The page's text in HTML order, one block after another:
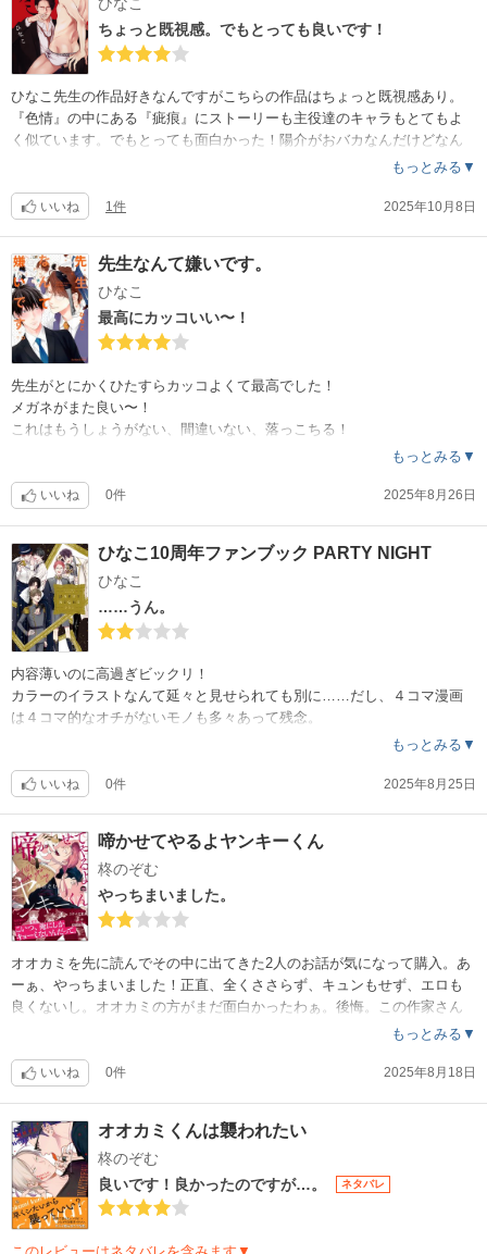
ちょっと既視感。でもとっても良いです！
ひなこ先生の作品好きなんですがこちらの作品はちょっと既視感あり。
『色情』の中にある『疵痕』にストーリーも主役達のキャラもとてもよ
く似ています。でもとっても面白かった！陽介がおバカなんだけどなん
だかほっとけない、後を引くクセになる可愛さで筋間さんが手放せなく
〜。
もっとみる▼
いいね 1件 2025年10月8日
先生なんて嫌いです。
ひなこ
最高にカッコいい〜！
先生がとにかくひたすらカッコよくて最高でした！
メガネがまた良い〜！
これはもうしょうがない、間違いない、落っこちる！
もっとみる▼
いいね 0件 2025年8月26日
ひなこ10周年ファンブック PARTY NIGHT
ひなこ
……うん。
内容薄いのに高過ぎビックリ！
カラーのイラストなんて延々と見せられても別に……だし、４コマ漫画
は４コマ的なオチがないモノも多々あって残念。
もっとみる▼
いいね 0件 2025年8月25日
啼かせてやるよヤンキーくん
柊のぞむ
やっちまいました。
オオカミを先に読んでその中に出てきた2人のお話が気になって購入。あ
ーぁ、やっちまいました！正直、全くささらず、キュンもせず、エロも
良くないし。オオカミの方がまだ面白かったわぁ。後悔。この作家さん
もっとみる▼
いいね 0件 2025年8月18日
オオカミくんは襲われたい
柊のぞむ
良いです！良かったのですが…。
ネタバレ